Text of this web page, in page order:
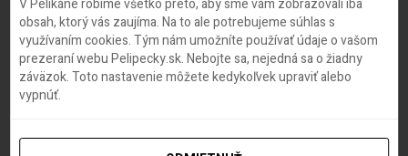
Značka:ekologicka dovolenka
V Pelikáne robíme všetko preto, aby sme vám zobrazovali iba
obsah, ktorý vás zaujíma. Na to ale potrebujeme súhlas s
využívaním cookies. Tým nám umožníte používať údaje o vašom
prezeraní webu Pelipecky.sk. Nebojte sa, nejedná sa o žiadny
záväzok. Toto nastavenie môžete kedykoľvek upraviť alebo
vypnúť.